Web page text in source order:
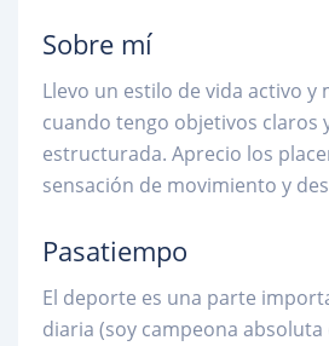
Sobre mí
Llevo un estilo de vida activo y
cuando tengo objetivos claros
estructurada. Aprecio los
sensación de movimiento y
Pasatiempo
El deporte es una parte
diaria (soy campeona